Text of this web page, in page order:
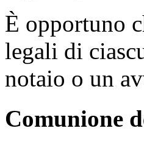
È opportuno
legali di
notaio o un
Comunione